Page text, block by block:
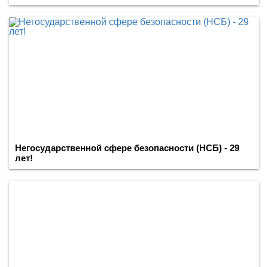
Негосударственной сфере безопасности (НСБ) - 29
лет!